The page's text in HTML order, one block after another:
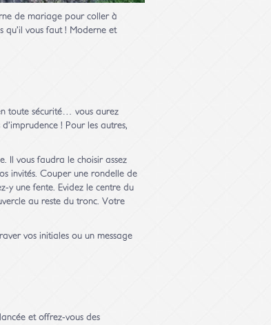
de mariage pour coller à
qu’il vous faut ! Moderne et
toute sécurité… vous aurez
! Pour les autres,
Il vous faudra le choisir assez
invités. Couper une rondelle de
y une fente. Evidez le centre du
au reste du tronc. Votre
vos initiales ou un message
et offrez-vous des